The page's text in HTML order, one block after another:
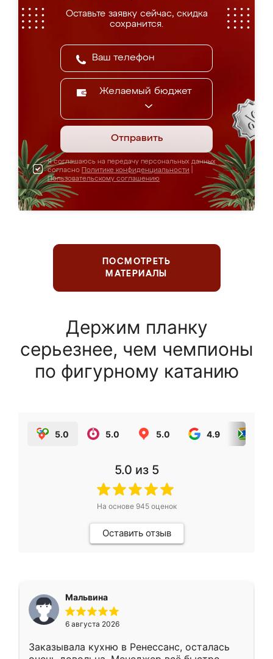
Оставьте заявку сейчас, скидка
сохранится.
Желаемый бюджет
Отправить
Я соглашаюсь на передачу персональных данных
согласно Политике конфиденциальности
Пользовательскому соглашению
ПОСМОТРЕТЬ
МАТЕРИАЛЫ
Держим планку
серьезнее, чем чемпионы
по фигурному катанию
5.0 5.0 5.0 4.9
5.0 из 5
На основе 945оценок
Оставить отзыв
Мальвина
6 августа 2026
Заказывала кухню в Ренессанс, осталась